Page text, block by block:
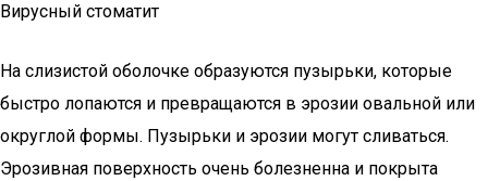
Вирусный стоматит
На слизистой оболочке образуются пузырьки, которые
быстро лопаются и превращаются в эрозии овальной или
округлой формы. Пузырьки и эрозии могут сливаться.
Эрозивная поверхность очень болезненна и покрыта